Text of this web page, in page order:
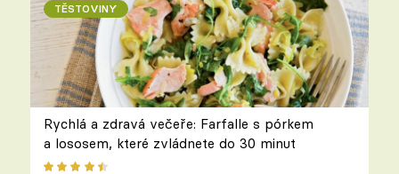
TĚSTOVINY
Rychlá a zdravá večeře: Farfalle s pórkem
a lososem, které zvládnete do 30 minut